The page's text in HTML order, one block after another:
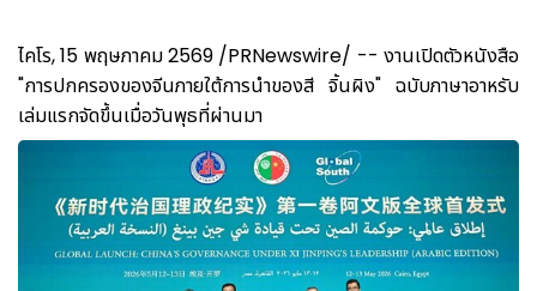
ไคโร, 15 พฤษภาคม 2569 /PRNewswire/ -- งานเปิดตัวหนังสือ
"การปกครองของจีนภายใต้การนำของสี จิ้นผิง" ฉบับภาษาอาหรับ
เล่มแรกจัดขึ้นเมื่อวันพุธที่ผ่านมา